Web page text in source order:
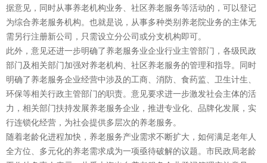
据意见，同时从事养老机构业务、社区养老服务等活动的，可以登记
为综合养老服务机构。也就是说，从事多种类别养老院业务的主体无
需另行注册新公司，只需设立分公司或分支机构即可。
此外，意见还进一步明确了养老服务业企业行业主管部门，各级民政
部门及相关部门加强对养老机构、社区养老服务的管理和指导。同时
明确了养老服务企业经营中涉及的工商、消防、食药监、卫生计生、
环保等相关行政主管部门的职责。意见要求进一步激发社会主体的活
力，相关部门扶持发展养老服务企业，推进专业化、品牌化发展，实
行连锁化经营，为社会提供多层次的养老服务。
随着老龄化进程加快，养老服务产业需求不断扩大，如何满足老年人
全方位、多元化的养老需求成为一项亟待破解的议题。市民政局老龄